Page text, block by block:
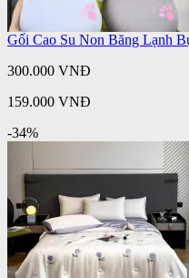
Gối Cao Su Non Băng Lạnh
300.000 VNĐ
159.000 VNĐ
-34%